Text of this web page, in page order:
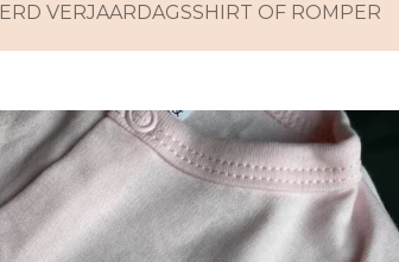
VERJAARDAGSSHIRT OF ROMPER